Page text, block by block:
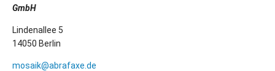
GmbH
Lindenallee 5
14050 Berlin
mosaik@abrafaxe.de